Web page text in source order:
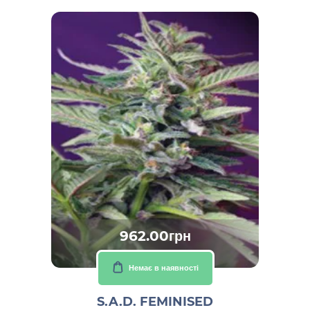
962.00грн
Немає в наявності
S.A.D. FEMINISED